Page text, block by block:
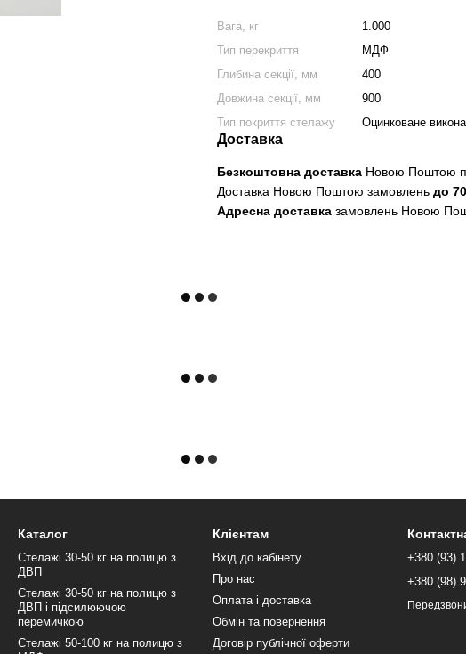
Вага, кг
1.000
Тип перекриття
МДФ
Глибина секції, мм
400
Довжина секції, мм
900
Тип покриття стелажу
Оцинковане
Доставка
Безкоштовна доставка Новою Поштою
Доставка Новою Поштою замовлень до
Адресна доставка замовлень Новою
Каталог
Стелажі 30-50 кг на полицю з
ДВП
Стелажі 30-50 кг на полицю з
ДВП і підсилюючою
перемичкою
Стелажі 50-100 кг на полицю з
Клієнтам
Вхід до кабінету
Про нас
Оплата і доставка
Обмін та повернення
Договір публічної оферти
+380 (93)
+380 (98)